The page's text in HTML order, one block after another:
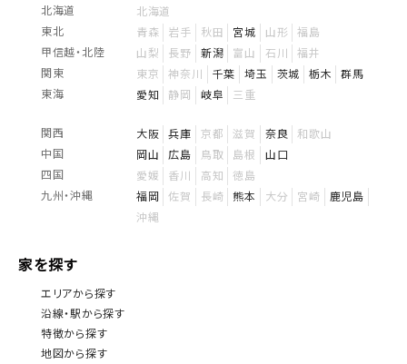
北海道
北海道
東北
青森 岩手 秋田 宮城 山形
福島
甲信越・北陸
山梨 長野 新潟 富山 石川
福井
関東
東京 神奈川 千葉 埼玉 茨城 栃木
群馬
東海
愛知 静岡 岐阜 三重
関西 大阪 兵庫 京都 滋賀 奈良
和歌山
中国
岡山 広島 鳥取 島根
山口
四国
愛媛 香川 高知
徳島
九州・沖縄
福岡 佐賀 長崎 熊本 大分 宮崎
鹿児島
沖縄
家を探す
エリアから探す
沿線・駅から探す
特徴から探す
地図から探す